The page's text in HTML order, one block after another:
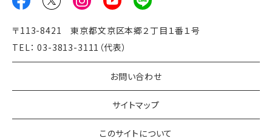
〒113-8421 東京都文京区本郷２丁目１番１号
TEL： 03-3813-3111（代表）
お問い合わせ
サイトマップ
このサイトについて